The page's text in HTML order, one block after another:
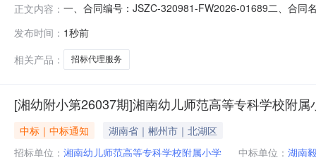
正文内容： 一、合同编号：JSZC-320981-FW2026-01689二、合同
公司联系方式：19051568888六、合同主体信息1.主要
发布时间： 1秒前
相关产品：
招标代理服务
[湘幼附小第26037期]湘南幼儿师范高等专科学校附
中标｜中标通知
湖南省｜郴州市｜北湖区
招标单位： 湘南幼儿师范高等专科学校附属小学 中标单位： 湖南